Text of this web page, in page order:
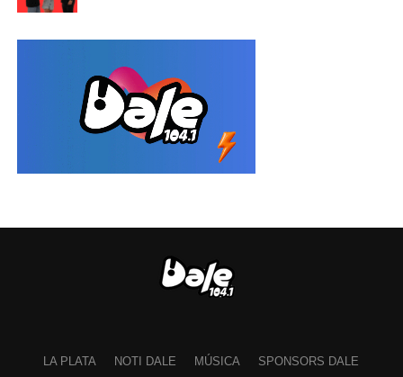
LA PLATA NOTI DALE MÚSICA SPONSORS DALE